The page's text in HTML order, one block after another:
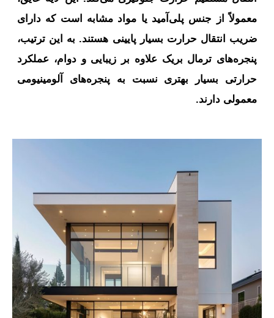
معمولاً از جنس پلی‌آمید یا مواد مشابه است که دارای
ضریب انتقال حرارت بسیار پایینی هستند. به این ترتیب،
پنجره‌های ترمال بریک علاوه بر زیبایی و دوام، عملکرد
حرارتی بسیار بهتری نسبت به پنجره‌های آلومینیومی
معمولی دارند.